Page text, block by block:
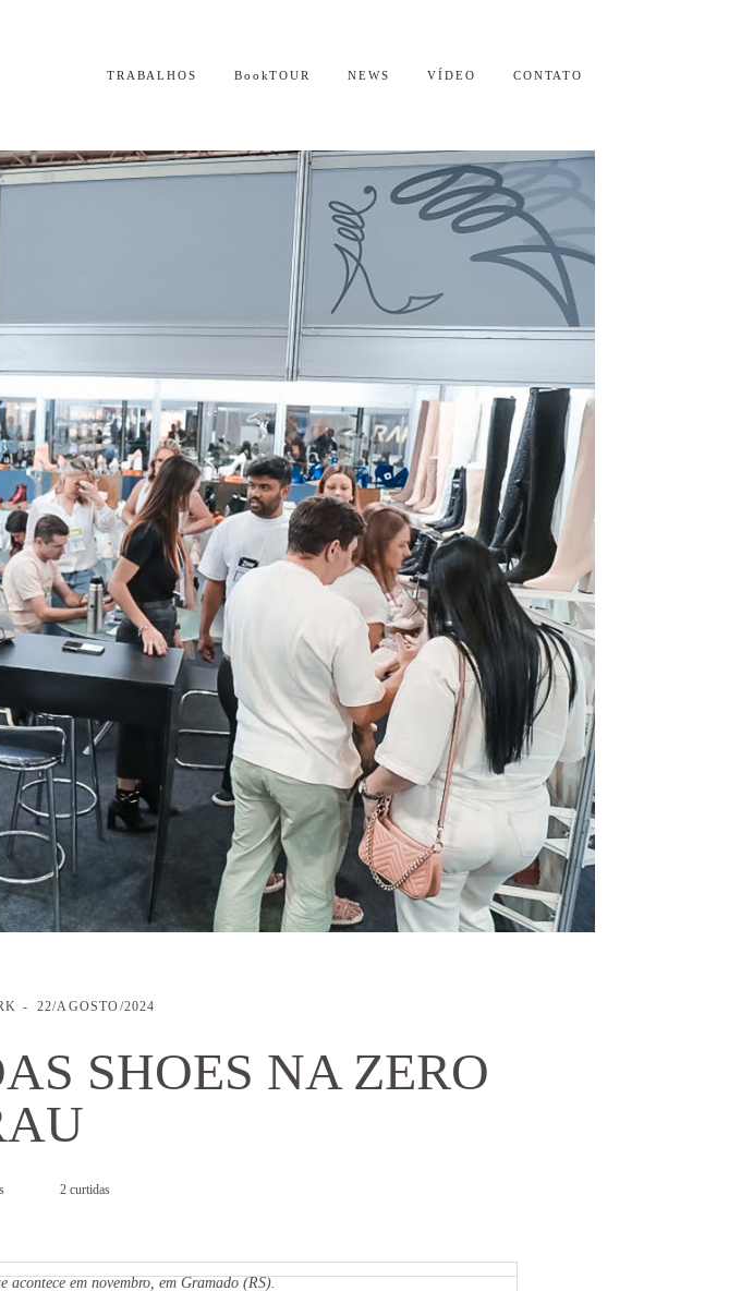
TRABALHOS BookTOUR NEWS VÍDEO CONTATO
22/AGOSTO/2024
SHOES NA ZERO
2curtidas
em novembro, em Gramado (RS).